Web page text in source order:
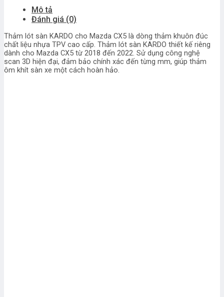
hiệu
KARDO
lượng
Mô tả
Đánh giá (0)
Thảm lót sàn KARDO cho Mazda CX5 là dòng thảm khuôn đúc
chất liệu nhựa TPV cao cấp. Thảm lót sàn KARDO thiết kế riêng
dành cho Mazda CX5 từ 2018 đến 2022. Sử dụng công nghệ
scan 3D hiện đại, đảm bảo chính xác đến từng mm, giúp thảm
ôm khít sàn xe một cách hoàn hảo.